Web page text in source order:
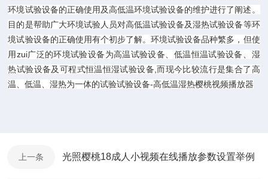
环境试验设备的正确使用及高低温环境试验设备的维护进行了阐述。
目的是帮助广大环境试验人员对高低温试验设备及湿热试验设备等环
境试验设备的正确使用有个初步了解。环境试验设备品种繁多，但使
用zui广泛的环境试验设备为高温试验设备、低温恒温试验设备、湿
热试验设备及可程式恒温恒湿试验设备,而现今比较流行是集合了高
温、低温、湿热为一体的试验试验设备-高低温湿热樱桃视频播放器
上一条 光照樱桃18成人小视频在线播放参数设置举例